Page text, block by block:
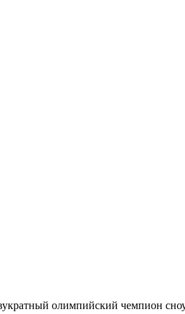
олимпийский чемпион